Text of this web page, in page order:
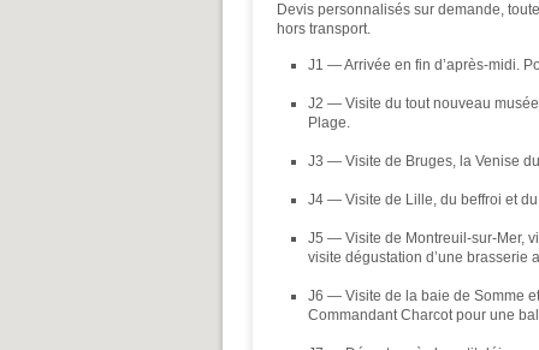
Devis personnalisés sur demande,
hors transport.
J1 — Arrivée en fin d’après-midi.
J2 — Visite du tout nouveau
Plage.
J3 — Visite de Bruges, la Venise
J4 — Visite de Lille, du beffroi et
J5 — Visite de Montreuil-sur-Mer,
visite dégustation d’une brasserie
J6 — Visite de la baie de Somme
Commandant Charcot pour une